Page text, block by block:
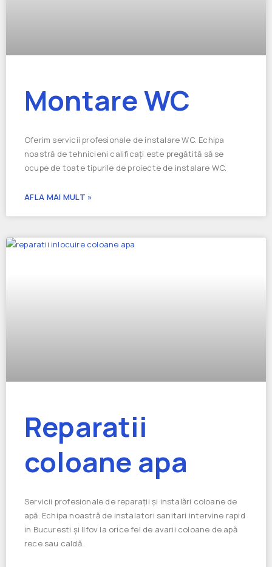
Montare WC
Oferim servicii profesionale de instalare WC. Echipa
noastră de tehnicieni calificați este pregătită să se
ocupe de toate tipurile de proiecte de instalare WC.
AFLA MAI MULT »
Reparatii
coloane apa
Servicii profesionale de reparații și instalări coloane de
apă. Echipa noastră de instalatori sanitari intervine rapid
in Bucuresti și Ilfov la orice fel de avarii coloane de apă
rece sau caldă.